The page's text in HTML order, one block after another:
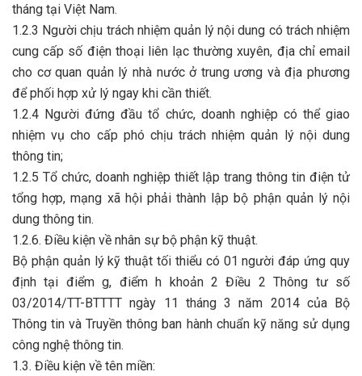
tháng tại Việt Nam.
1.2.3 Người chịu trách nhiệm quản lý nội dung có trách nhiệm
cung cấp số điện thoại liên lạc thường xuyên, địa chỉ email
cho cơ quan quản lý nhà nước ở trung ương và địa phương
để phối hợp xử lý ngay khi cần thiết.
1.2.4 Người đứng đầu tổ chức, doanh nghiệp có thể giao
nhiệm vụ cho cấp phó chịu trách nhiệm quản lý nội dung
thông tin;
1.2.5 Tổ chức, doanh nghiệp thiết lập trang thông tin điện tử
tổng hợp, mạng xã hội phải thành lập bộ phận quản lý nội
dung thông tin.
1.2.6. Điều kiện về nhân sự bộ phận kỹ thuật.
Bộ phận quản lý kỹ thuật tối thiểu có 01 người đáp ứng quy
định tại điểm g, điểm h khoản 2 Điều 2 Thông tư số
03/2014/TT-BTTTT ngày 11 tháng 3 năm 2014 của Bộ
Thông tin và Truyền thông ban hành chuẩn kỹ năng sử dụng
công nghệ thông tin.
1.3. Điều kiện về tên miền: